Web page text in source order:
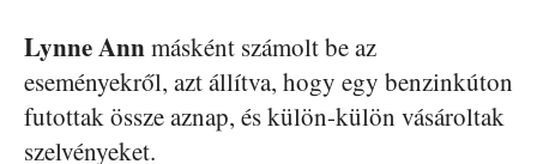
Lynne Annmásként számolt be az
eseményekről, azt állítva, hogy egy benzinkúton
futottak össze aznap, és külön-külön vásároltak
szelvényeket.